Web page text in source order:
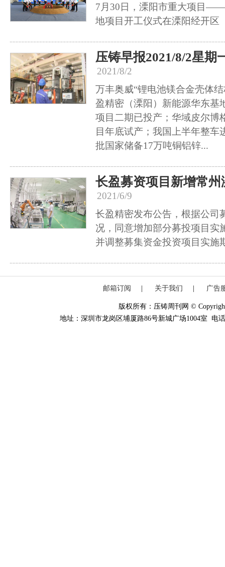
7月30日，溧阳市重大项目
地项目开工仪式在溧阳经开区
压铸早报2021/8/2星期
2021/8/2
万丰奥威“锂电池镁合金壳体
盈精密（溧阳）新能源华东基
项目二期已投产；华域皮尔博
目年底试产；我国上半年整车
批国家储备17万吨铜铝锌...
长盈募资项目新增常
2021/6/9
长盈精密发布公告，根据公司
况，同意增加部分募投项目实
并调整募集资金投资项目实施
邮箱订阅 关于我们 广告
版权所有：压铸周刊网 ©
地址：深圳市龙岗区埔厦路86号新城广场1004室 电